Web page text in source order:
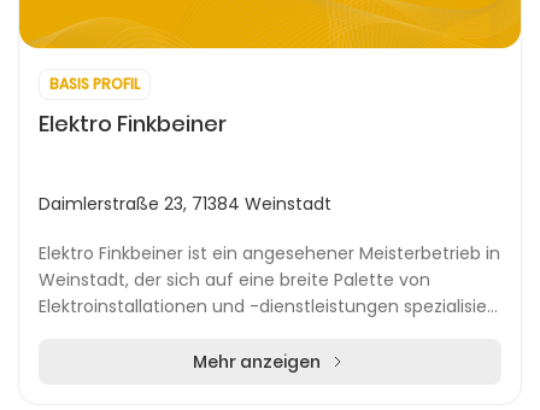
BASIS PROFIL
Elektro Finkbeiner
Daimlerstraße 23, 71384 Weinstadt
Elektro Finkbeiner ist ein angesehener Meisterbetrieb in
Weinstadt, der sich auf eine breite Palette von
Elektroinstallationen und -dienstleistungen spezialisiert
Mehr anzeigen